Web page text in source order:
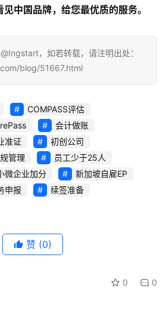
中国品牌，给您最优质的服务。
，如若转载，请注明出处：
blog/51667.html
COMPASS评估
会计做账
准证
初创公司
管理
员工少于25人
微企业加分
新加坡自雇EP
申报
续签准备
赞 (0)
0 0